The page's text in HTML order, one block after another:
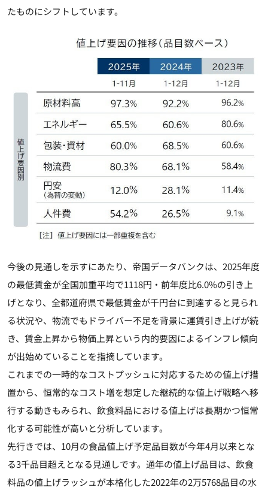
たものにシフトしています。
今後の見通しを示すにあたり、帝国データバンクは、2025年度
の最低賃金が全国加重平均で1118円・前年度比6.0%の引き上
げとなり、全都道府県で最低賃金が千円台に到達すると見られ
る状況や、物流でもドライバー不足を背景に運賃引き上げが続
き、賃金上昇から物価上昇という内的要因によるインフレ傾向
が出始めていることを指摘しています。
これまでの一時的なコストプッシュに対応するための値上げ措
置から、恒常的なコスト増を想定した継続的な値上げ戦略へ移
行する動きもみられ、飲食料品における値上げは長期かつ恒常
化する可能性が高いと分析しています。
先行きでは、10月の食品値上げ予定品目数が今年4月以来とな
る3千品目超えとなる見通しです。通年の値上げ品目は、飲食
料品の値上げラッシュが本格化した2022年の2万5768品目の水